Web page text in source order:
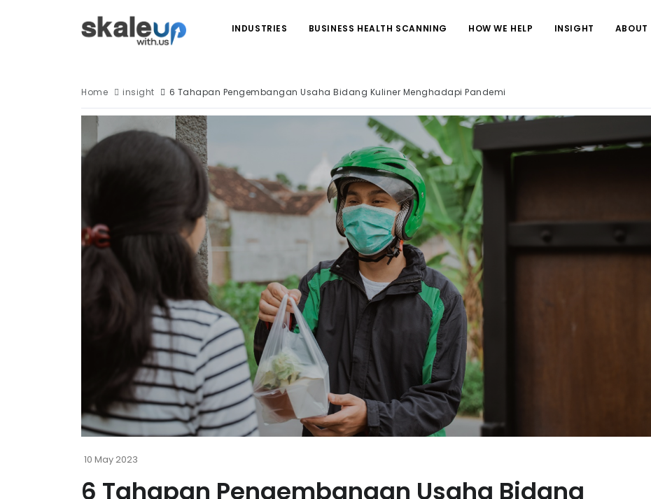
INDUSTRIES BUSINESS HEALTH SCANNING HOW WE HELP INSIGHT ABOUT
Home insight 6 Tahapan Pengembangan Usaha Bidang Kuliner Menghadapi Pandemi
10 May 2023
6 Tahapan Pengembangan Usaha Bidang